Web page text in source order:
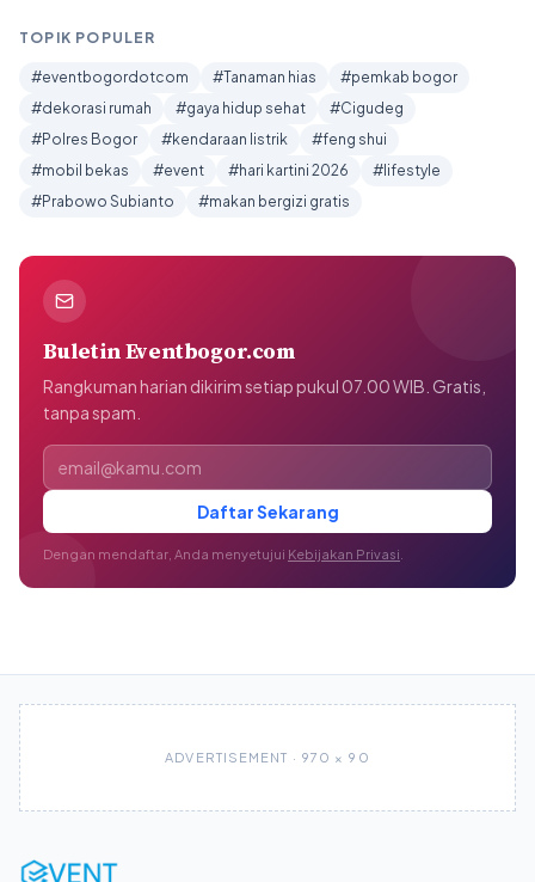
TOPIK POPULER
#eventbogordotcom #Tanaman hias
#pemkab bogor
#dekorasi rumah
#gaya hidup sehat
#Cigudeg
#Polres Bogor
#kendaraan listrik
#feng shui
#mobil bekas
#event #hari kartini 2026
#lifestyle
#Prabowo Subianto
#makan bergizi gratis
Buletin Eventbogor.com
Rangkuman harian dikirim setiap pukul 07.00 WIB. Gratis,
tanpa spam.
Alamat email
Daftar Sekarang
Dengan mendaftar, Anda menyetujui Kebijakan Privasi
ADVERTISEMENT · 970 × 90